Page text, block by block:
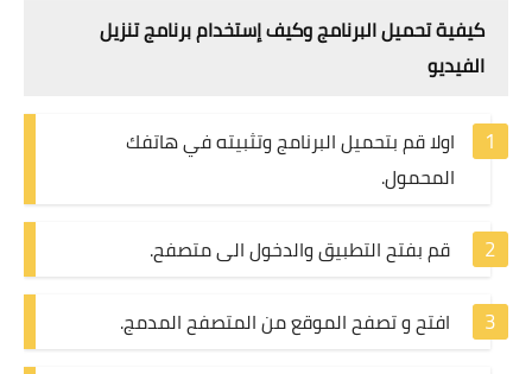
كيفية تحميل البرنامج وكيف إستخدام برنامج تنزيل
الفيديو
اولا قم بتحميل البرنامج وتثبيته في هاتفك
المحمول.
قم بفتح التطبيق والدخول الى متصفح.
افتح و تصفح الموقع من المتصفح المدمج.